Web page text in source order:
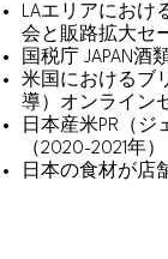
LAエリアにおけ
会と販路拡大セ
国税庁 JAPAN酒
米国におけるブ
導）オンライン
日本産米PR（
（2020-2021年）
日本の食材が店